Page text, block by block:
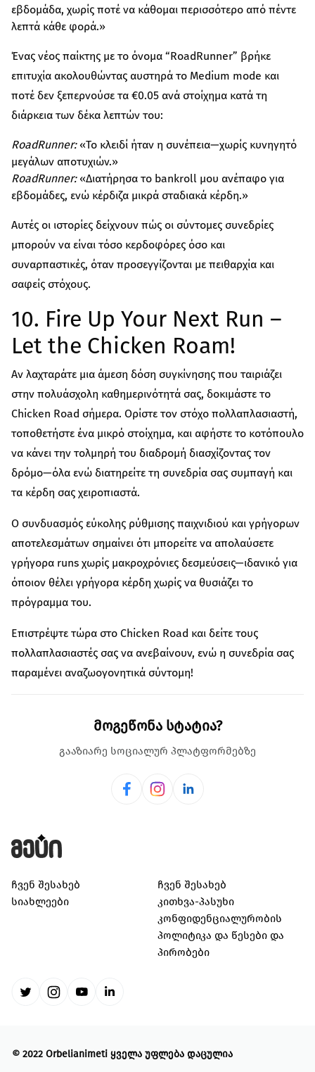
εβδομάδα, χωρίς ποτέ να κάθομαι περισσότερο από πέντε
λεπτά κάθε φορά.»
Ένας νέος παίκτης με το όνομα “RoadRunner” βρήκε
επιτυχία ακολουθώντας αυστηρά το Medium mode και
ποτέ δεν ξεπερνούσε τα €0.05 ανά στοίχημα κατά τη
διάρκεια των δέκα λεπτών του:
RoadRunner:«Το κλειδί ήταν η συνέπεια—χωρίς κυνηγητό
μεγάλων αποτυχιών.»
RoadRunner:«Διατήρησα το bankroll μου ανέπαφο για
εβδομάδες, ενώ κέρδιζα μικρά σταδιακά κέρδη.»
Αυτές οι ιστορίες δείχνουν πώς οι σύντομες συνεδρίες
μπορούν να είναι τόσο κερδοφόρες όσο και
συναρπαστικές, όταν προσεγγίζονται με πειθαρχία και
σαφείς στόχους.
10. Fire Up Your Next Run –
Let the Chicken Roam!
Αν λαχταράτε μια άμεση δόση συγκίνησης που ταιριάζει
στην πολυάσχολη καθημερινότητά σας, δοκιμάστε το
Chicken Road σήμερα. Ορίστε τον στόχο πολλαπλασιαστή,
τοποθετήστε ένα μικρό στοίχημα, και αφήστε το κοτόπουλο
να κάνει την τολμηρή του διαδρομή διασχίζοντας τον
δρόμο—όλα ενώ διατηρείτε τη συνεδρία σας συμπαγή και
τα κέρδη σας χειροπιαστά.
Ο συνδυασμός εύκολης ρύθμισης παιχνιδιού και γρήγορων
αποτελεσμάτων σημαίνει ότι μπορείτε να απολαύσετε
γρήγορα runs χωρίς μακροχρόνιες δεσμεύσεις—ιδανικό για
όποιον θέλει γρήγορα κέρδη χωρίς να θυσιάζει το
πρόγραμμα του.
Επιστρέψτε τώρα στο Chicken Road και δείτε τους
πολλαπλασιαστές σας να ανεβαίνουν, ενώ η συνεδρία σας
παραμένει αναζωογονητικά σύντομη!
მოგეწონა სტატია?
გააზიარე სოციალურ პლატფორმებზე
ჩვენ შესახებ
სიახლეები
ჩვენ შესახებ
კითხვა-პასუხი
კონფიდენციალურობის
პოლიტიკა და წესები და
პირობები
© 2022 Orbelianimeti ყველა უფლება დაცულია